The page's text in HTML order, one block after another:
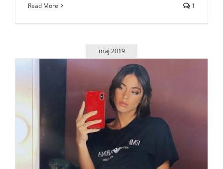
Read More 1
maj 2019
Šta Martina Stoessel ima da poruči o nasilju?
Zvezde